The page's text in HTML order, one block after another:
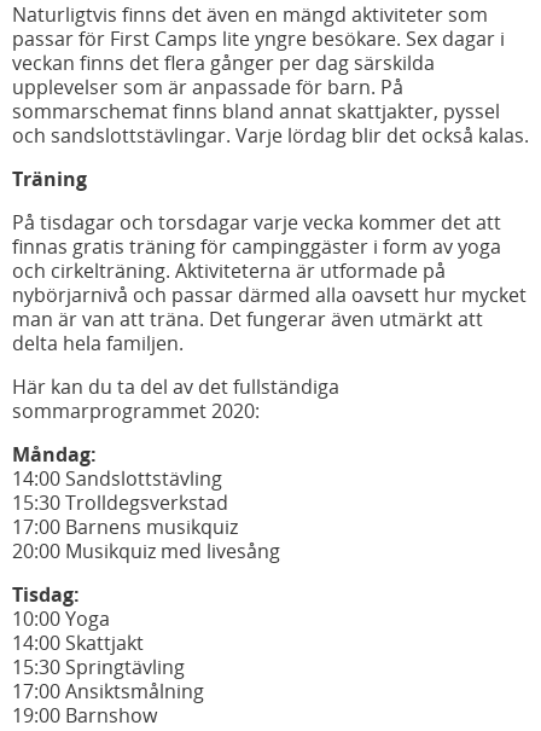
Naturligtvis finns det även en mängd aktiviteter som
passar för First Camps lite yngre besökare. Sex dagar i
veckan finns det flera gånger per dag särskilda
upplevelser som är anpassade för barn. På
sommarschemat finns bland annat skattjakter, pyssel
och sandslottstävlingar. Varje lördag blir det också kalas.
Träning
På tisdagar och torsdagar varje vecka kommer det att
finnas gratis träning för campinggäster i form av yoga
och cirkelträning. Aktiviteterna är utformade på
nybörjarnivå och passar därmed alla oavsett hur mycket
man är van att träna. Det fungerar även utmärkt att
delta hela familjen.
Här kan du ta del av det fullständiga
sommarprogrammet 2020:
Måndag:
14:00 Sandslottstävling
15:30 Trolldegsverkstad
17:00 Barnens musikquiz
20:00 Musikquiz med livesång
Tisdag:
10:00 Yoga
14:00 Skattjakt
15:30 Springtävling
17:00 Ansiktsmålning
19:00 Barnshow